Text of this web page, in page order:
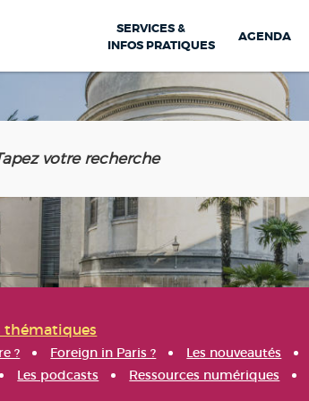
SERVICES &
INFOS PRATIQUES
AGENDA
thématiques
? Foreign in Paris ? Les nouveautés
Les podcasts Ressources numériques